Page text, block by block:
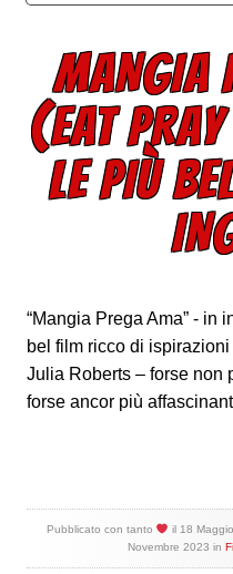
MANGIA
(EAT
LE PIÙ
“Mangia Prega Ama” - in
bel film ricco di
Julia Roberts – forse non
forse ancor più
Pubblicato con tanto il 18
Novembre 2023 in